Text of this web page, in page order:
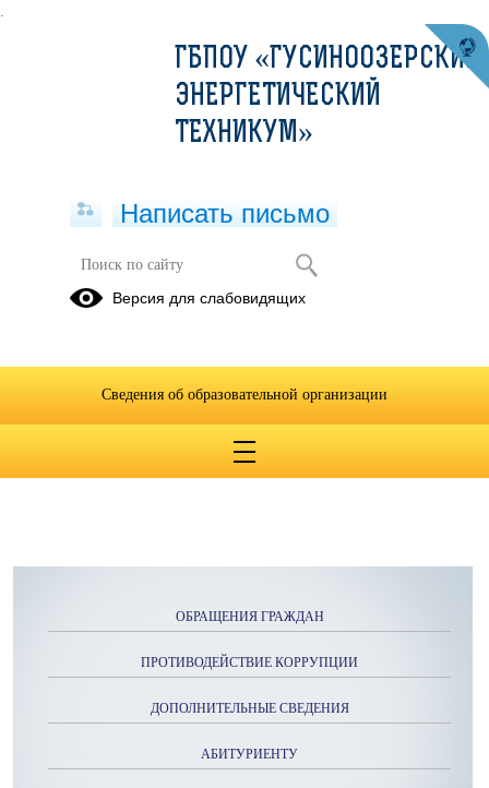
.
07 февраля 2022
07.02.2022
ОБРАЩЕНИЯ ГРАЖДАН
ПРОТИВОДЕЙСТВИЕ КОРРУПЦИИ
ДОПОЛНИТЕЛЬНЫЕ СВЕДЕНИЯ
АБИТУРИЕНТУ
ГБПОУ «ГУСИНООЗЕРСКИЙ
ЭНЕРГЕТИЧЕСКИЙ
ТЕХНИКУМ»
Написать письмо
Версия для слабовидящих
Сведения об образовательной организации